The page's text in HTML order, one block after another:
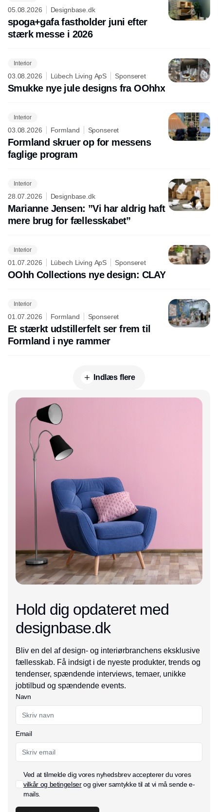
05.08.2026 Designbase.dk
spoga+gafa fastholder juni efter
stærk messe i 2026
Interior
03.08.2026 Lübech Living ApS Sponseret
Smukke nye jule designs fra OOhhx
Interior
03.08.2026 Formland Sponseret
Formland skruer op for messens
faglige program
Interior
28.07.2026 Designbase.dk
Marianne Jensen: ”Vi har aldrig haft
mere brug for fællesskabet”
Interior
01.07.2026 Lübech Living ApS Sponseret
OOhh Collections nye design: CLAY
Interior
01.07.2026 Formland Sponseret
Et stærkt udstillerfelt ser frem til
Formland i nye rammer
Indlæs flere
Annonce
Hold dig opdateret med
designbase.dk
Bliv en del af design- og interiørbranchens eksklusive
fællesskab. Få indsigt i de nyeste produkter, trends og
tendenser, spændende interviews, temaer, unikke
jobtilbud og spændende events.
Navn
Email
Ved at tilmelde dig vores nyhedsbrev accepterer du vores
vilkår og betingelserog giver samtykke til at vi må sende e-
mails.